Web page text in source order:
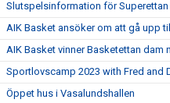
Slutspelsinformation för Superettan
AIK Basket ansöker om att gå upp
AIK Basket vinner Basketettan dam
Sportlovscamp 2023 with Fred and
Öppet hus i Vasalundshallen